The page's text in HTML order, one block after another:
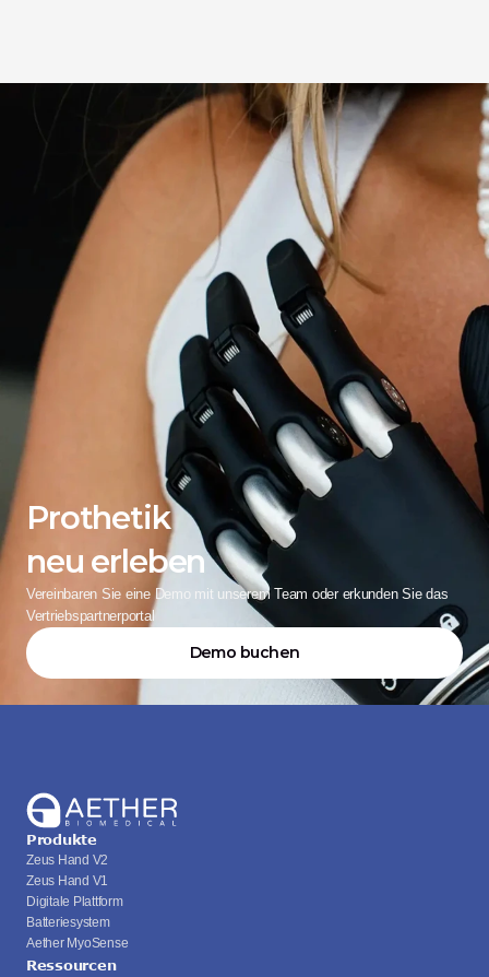
Prothetik
neu erleben
Vereinbaren Sie eine Demo mit unserem Team oder erkunden Sie das
Vertriebspartnerportal
Demo buchen
Produkte
Zeus Hand V2
Zeus Hand V1
Digitale Plattform
Batteriesystem
Aether MyoSense
Ressourcen